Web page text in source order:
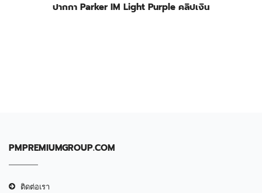
ปากกา Parker IM Light Purple คลิปเงิน
PMPREMIUMGROUP.COM
ติดต่อเรา